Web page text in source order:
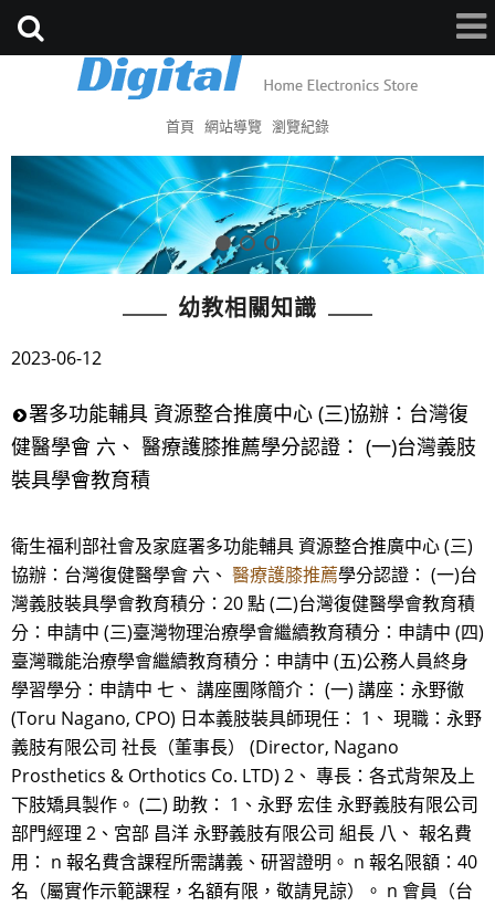
首頁 網站導覽 瀏覽紀錄
幼教相關知識
2023-06-12
署多功能輔具 資源整合推廣中心 (三)協辦：台灣復
健醫學會 六、 醫療護膝推薦學分認證： (一)台灣義肢
裝具學會教育積
衛生福利部社會及家庭署多功能輔具 資源整合推廣中心 (三)
協辦：台灣復健醫學會 六、 醫療護膝推薦學分認證： (一)台
灣義肢裝具學會教育積分：20 點 (二)台灣復健醫學會教育積
分：申請中 (三)臺灣物理治療學會繼續教育積分：申請中 (四)
臺灣職能治療學會繼續教育積分：申請中 (五)公務人員終身
學習學分：申請中 七、 講座團隊簡介： (一) 講座：永野徹
(Toru Nagano, CPO) 日本義肢裝具師現任： 1、 現職：永野
義肢有限公司 社長（董事長） (Director, Nagano
Prosthetics & Orthotics Co. LTD) 2、 專長：各式背架及上
下肢矯具製作。 (二) 助教： 1、永野 宏佳 永野義肢有限公司
部門經理 2、宮部 昌洋 永野義肢有限公司 組長 八、 報名費
用： n 報名費含課程所需講義、研習證明。 n 報名限額：40
名（屬實作示範課程，名額有限，敬請見諒）。 n 會員（台